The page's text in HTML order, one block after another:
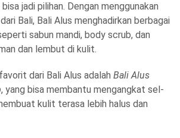
jadi pilihan. Dengan menggunakan
Bali, Bali Alus menghadirkan berbagai
sabun mandi, body scrub, dan
dan lembut di kulit.
dari Bali Alus adalah Bali Alus
, yang bisa membantu mengangkat sel-
kulit terasa lebih halus dan